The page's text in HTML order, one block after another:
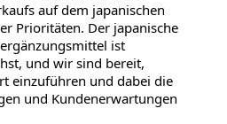
auf dem japanischen
Prioritäten. Der japanische
ist
und wir sind bereit,
einzuführen und dabei die
und Kundenerwartungen